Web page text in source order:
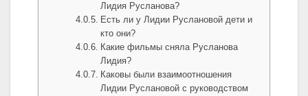
Лидия Русланова?
Есть ли у Лидии Руслановой дети и
кто они?
Какие фильмы сняла Русланова
Лидия?
Каковы были взаимоотношения
Лидии Руслановой с руководством